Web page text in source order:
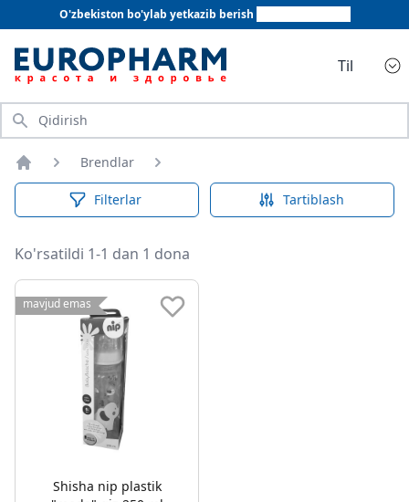
O'zbekiston bo'ylab yetkazib berish
Til
Qidirish
Bosh sahifa
Brendlar
Filterlar Tartiblash
Ko'rsatildi 1-1 dan 1 dona
mavjud emas
Shisha nip plastik